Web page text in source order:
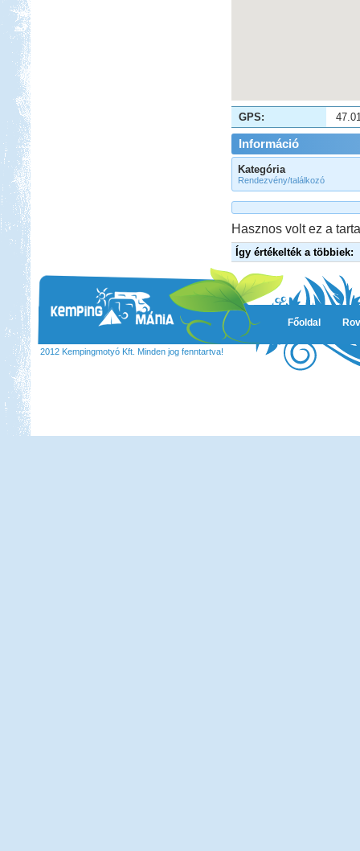
GPS:
Információ
Kategória
Rendezvény/találkozó
Hasznos volt ez a
Így értékelték a többiek:
Főoldal
2012 Kempingmotyó Kft. Minden jog fenntartva!